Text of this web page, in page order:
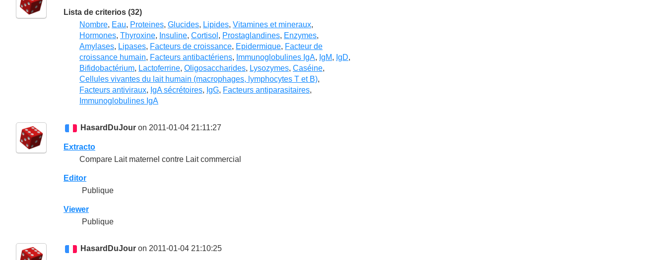
Lista de criterios (32)
Nombre, Eau, Proteines, Glucides, Lipides, Vitamines et mineraux,
Hormones, Thyroxine, Insuline, Cortisol , Prostaglandines, Enzymes,
Amylases, Lipases, Facteurs de croissance, Epidermique, Facteur de
croissance humain, Facteurs antibactériens, Immunoglobulines IgA, IgM, IgD,
Bifidobactérium, Lactoferrine, Oligosaccharides, Lysozymes, Caséine,
Cellules vivantes du lait humain (macrophages, lymphocytes T et B),
Facteurs antiviraux, IgA sécrétoires, IgG, Facteurs antiparasitaires,
Immunoglobulines IgA
HasardDuJour on 2011-01-04 21:11:27
Extracto
Compare Lait maternel contre Lait commercial
Editor
Publique
Viewer
Publique
HasardDuJour on 2011-01-04 21:10:25